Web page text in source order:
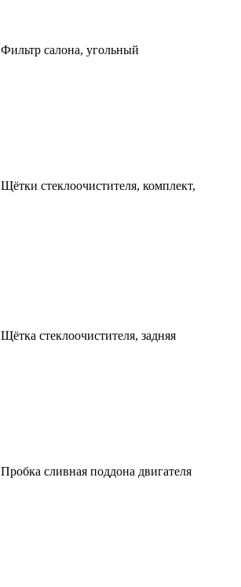
Фильтр салона, угольный
Щётки стеклоочистителя, комплект,
Щётка стеклоочистителя, задняя
Пробка сливная поддона двигателя